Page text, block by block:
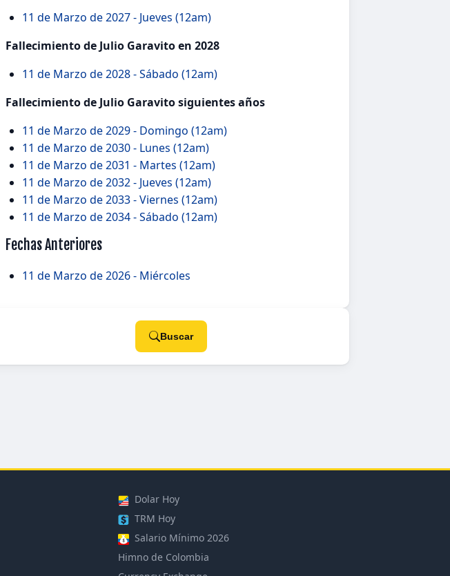
11 de Marzo de 2027 - Jueves (12am)
Fallecimiento de Julio Garavito en 2028
11 de Marzo de 2028 - Sábado (12am)
Fallecimiento de Julio Garavito siguientes años
11 de Marzo de 2029 - Domingo (12am)
11 de Marzo de 2030 - Lunes (12am)
11 de Marzo de 2031 - Martes (12am)
11 de Marzo de 2032 - Jueves (12am)
11 de Marzo de 2033 - Viernes (12am)
11 de Marzo de 2034 - Sábado (12am)
Fechas Anteriores
11 de Marzo de 2026 - Miércoles
Buscar
Dolar Hoy
TRM Hoy
Salario Mínimo 2026
Himno de Colombia